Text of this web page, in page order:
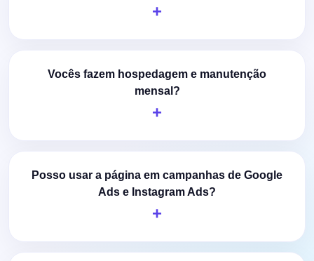
Vocês fazem hospedagem e manutenção
mensal?
Posso usar a página em campanhas de Google
Ads e Instagram Ads?